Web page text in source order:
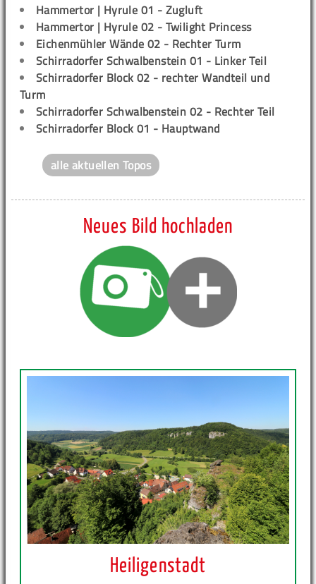
Hammertor | Hyrule 01 - Zugluft
Hammertor | Hyrule 02 - Twilight Princess
Eichenmühler Wände 02 - Rechter Turm
Schirradorfer Schwalbenstein 01 - Linker Teil
Schirradorfer Block 02 - rechter Wandteil und
Turm
Schirradorfer Schwalbenstein 02 - Rechter Teil
Schirradorfer Block 01 - Hauptwand
alle aktuellen Topos
Neues Bild hochladen
Heiligenstadt